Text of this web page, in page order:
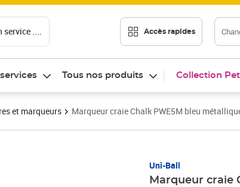
service .... Accès rapides
services Tous nos produits Collection
et marqueurs Marqueur craie Chalk PWE5M bleu
Uni-Ball
Marqueur craie
Prix 6,29€